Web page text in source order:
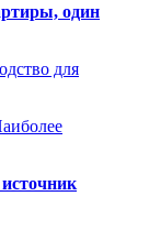
один
для